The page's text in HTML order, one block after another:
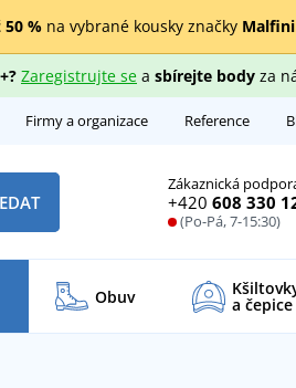
50 %na vybrané kousky značky Malfini
Zaregistrujte sea sbírejte bodyza
Firmy a organizace Reference
Zákaznická
+420 608 330
(Po-Pá, 7-15:30)
Obuv a čepice